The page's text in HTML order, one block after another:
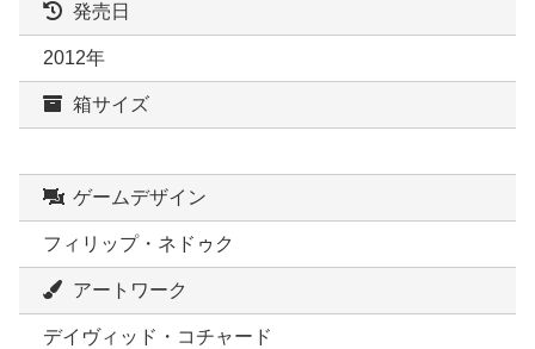
発売日
2012年
箱サイズ
ゲームデザイン
フィリップ・ネドゥク
アートワーク
デイヴィッド・コチャード